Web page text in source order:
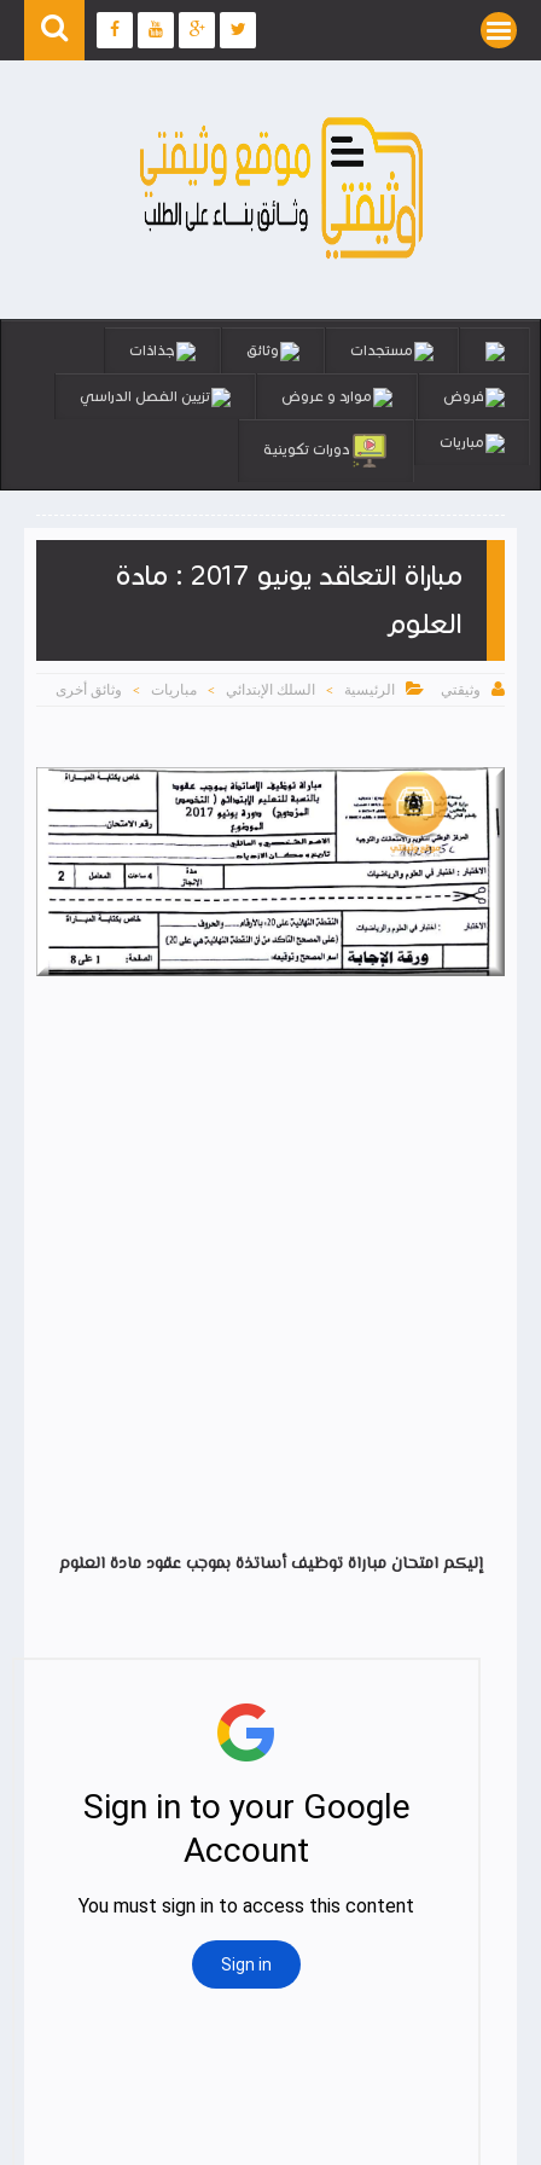
مستجدات وثائق جذاذات
فروض موارد و عروض تزيين الفصل الدراسي
مباريات دورات تكوينية
مباراة التعاقد يونيو 2017 : مادة
العلوم
 وثيقتي  الرئيسية > السلك الإبتدائي > مباريات > وثائق أخرى
إليكم امتحان مباراة توظيف أساتذة بموجب عقود مادة العلوم